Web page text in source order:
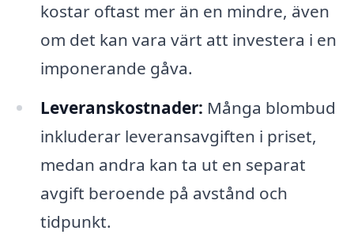
kostar oftast mer än en mindre, även
om det kan vara värt att investera i en
imponerande gåva.
Leveranskostnader: Många blombud
inkluderar leveransavgiften i priset,
medan andra kan ta ut en separat
avgift beroende på avstånd och
tidpunkt.